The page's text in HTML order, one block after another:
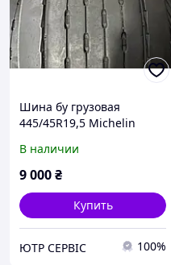
Шина бу грузовая
445/45R19,5 Michelin
В наличии
9 000₴
Купить
ЮТР СЕРВІС 100%